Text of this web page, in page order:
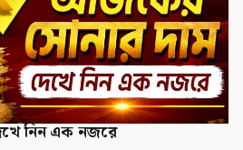
নিন এক নজরে